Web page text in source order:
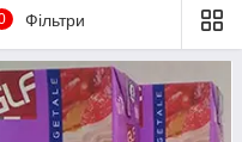
Фільтри